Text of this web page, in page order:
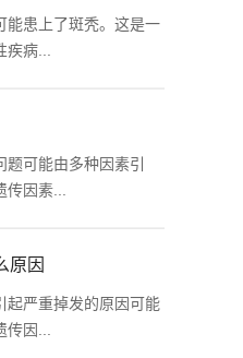
能患上了斑秃。这是一
病...
可能由多种因素引
因素...
原因
起严重掉发的原因可能
因...